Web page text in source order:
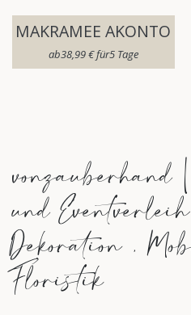
MAKRAMEE AKONTO
ab​38,99€für​5 Tage
vonzauberhand
und
Dekoration ,
Floristik